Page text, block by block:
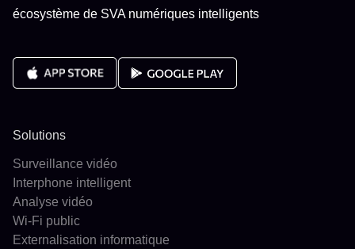
écosystème de SVA numériques intelligents
Solutions
Surveillance vidéo
Interphone intelligent
Analyse vidéo
Wi-Fi public
Externalisation informatique